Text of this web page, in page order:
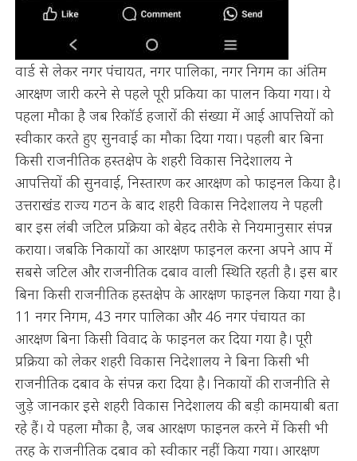
वार्ड से लेकर नगर पंचायत, नगर पालिका, नगर निगम का अंतिम
आरक्षण जारी करने से पहले पूरी प्रकिया का पालन किया गया। ये
पहला मौका है जब रिकॉर्ड हजारों की संख्या में आई आपत्तियों को
स्वीकार करते हुए सुनवाई का मौका दिया गया। पहली बार बिना
किसी राजनीतिक हस्तक्षेप के शहरी विकास निदेशालय ने
आपत्तियों की सुनवाई, निस्तारण कर आरक्षण को फाइनल किया है।
उत्तराखंड राज्य गठन के बाद शहरी विकास निदेशालय ने पहली
बार इस लंबी जटिल प्रक्रिया को बेहद तरीके से नियमानुसार संपन्न
कराया। जबकि निकायों का आरक्षण फाइनल करना अपने आप में
सबसे जटिल और राजनीतिक दबाव वाली स्थिति रहती है। इस बार
बिना किसी राजनीतिक हस्तक्षेप के आरक्षण फाइनल किया गया है।
11 नगर निगम, 43 नगर पालिका और 46 नगर पंचायत का
आरक्षण बिना किसी विवाद के फाइनल कर दिया गया है। पूरी
प्रक्रिया को लेकर शहरी विकास निदेशालय ने बिना किसी भी
राजनीतिक दबाव के संपन्न करा दिया है। निकायों की राजनीति से
जुड़े जानकार इसे शहरी विकास निदेशालय की बड़ी कामयाबी बता
रहे हैं। ये पहला मौका है, जब आरक्षण फाइनल करने में किसी भी
तरह के राजनीतिक दबाव को स्वीकार नहीं किया गया। आरक्षण